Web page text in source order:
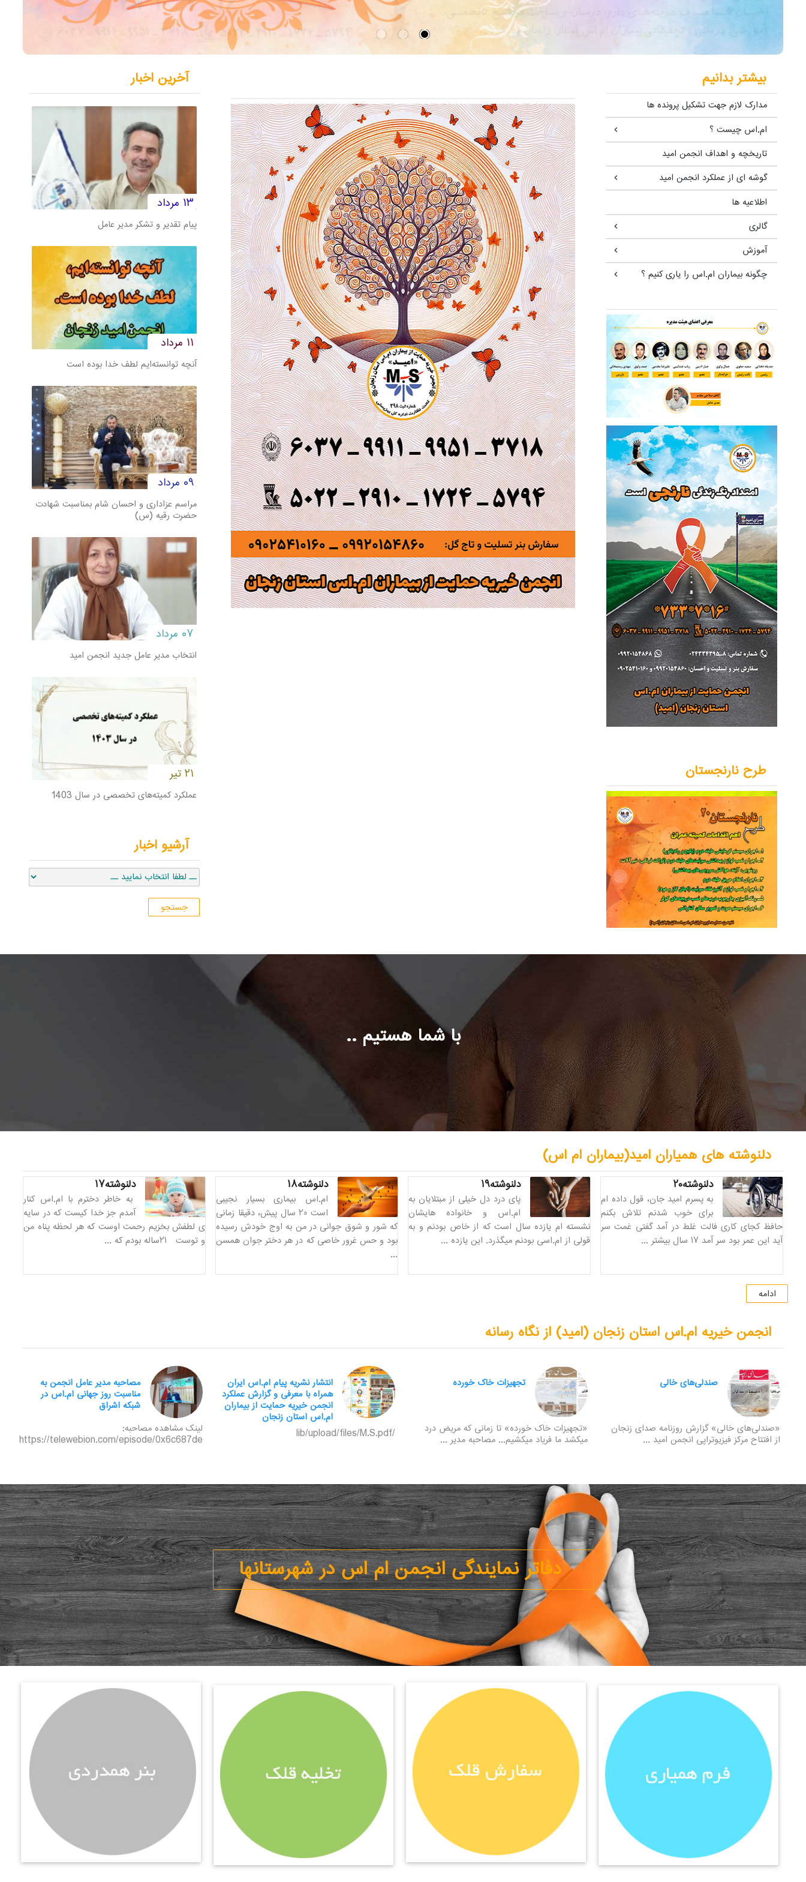
بیشتر بدانیم
مدارک لازم جهت تشکیل پرونده ها
ام.اس چیست ؟
تاریخچه و اهداف انجمن امید
گوشه ای از عملکرد انجمن امید
اطلاعیه ها
گالری
آموزش
چگونه بیماران ام.اس را یاری کنیم ؟
طرح نارنجستان
آخرین اخبار
۱۳ مرداد
پیام تقدیر و تشکر مدیر عامل
۱۱ مرداد
آنچه توانسته‌ایم لطف خدا بوده است
۰۹ مرداد
مراسم عزاداری و احسان شام بمناسبت شهادت
حضرت رقیه (س)
۰۷ مرداد
انتخاب مدیر عامل جدید انجمن امید
۲۱ تیر
عملکرد کمیته‌های تخصصی در سال 1403
آرشیو اخبار
جستجو
با شما هستیم ..
دلنوشته های همیاران امید(بیماران ام اس)
دلنوشته۲۰
به پسرم امید جان، قول داده ام
برای خوب شدنم تلاش بکنم
حافظ کجای کاری فالت غلط در آمد گفتی غمت سر
آید این عمر بود سر آمد ۱۷ سال بیشتر ...
دلنوشته۱۹
پای درد دل خیلی از مبتلایان به
ام.اس و خانواده هایشان
نشسته ام یازده سال است که از خاص بودنم و به
قولی از ام.اسی بودنم میگذرد. این یازده ...
دلنوشته۱۸
ام.اس بیماری بسیار نجیبی
است ۲۰ سال پیش، دقیقا زمانی
که شور و شوق جوانی در من به اوج خودش رسیده
بود و حس غرور خاصی که در هر دختر جوان همسن
...
دلنوشته۱۷
به خاطر دخترم با ام.اس کنار
آمدم جز خدا کیست که در سایه
ی لطفش بخزیم رحمت اوست که هر لحظه پناه من
و توست ۲۱ساله بودم که ...
ادامه
انجمن خیریه ام.اس استان زنجان (امید) از نگاه رسانه
صندلی‌های خالی
«صندلی‌های خالی» گزارش روزنامه صدای زنجان
از افتتاح مرکز فیزیوتراپی انجمن امید ...
تجهیزات خاک خورده
«تجهیزات خاک خورده» تا زمانی که مریض درد
میکشد ما فریاد میکشیم... مصاحبه مدیر ...
انتشار نشریه پیام ام.اس ایران
همراه با معرفی و گزارش عملکرد
انجمن خیریه حمایت از بیماران
ام.اس استان زنجان
/lib/upload/files/M.S.pdf
مصاحبه مدیر عامل انجمن به
مناسبت روز جهانی ام.اس در
شبکه اشراق
لینک مشاهده مصاحبه:
https://telewebion.com/episode/0x6c687de
دفاتر نمایندگی انجمن ام اس در شهرستانها